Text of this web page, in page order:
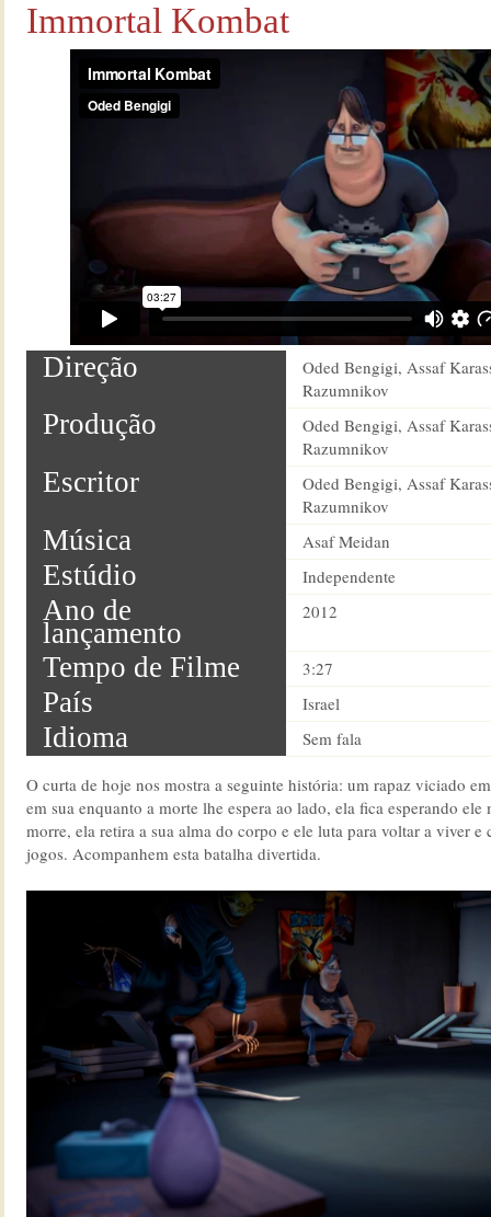
Immortal Kombat
Direção
Oded Bengigi, Assaf
Razumnikov
Produção
Oded Bengigi, Assaf
Razumnikov
Escritor
Oded Bengigi, Assaf
Razumnikov
Música Asaf Meidan
Estúdio Independente
Ano de
lançamento
2012
Tempo de Filme 3:27
País Israel
Idioma Sem fala
O curta de hoje nos mostra a seguinte história: um rapaz viciado
em sua enquanto a morte lhe espera ao lado, ela fica esperando ele
morre, ela retira a sua alma do corpo e ele luta para voltar a viver e
jogos. Acompanhem esta batalha divertida.